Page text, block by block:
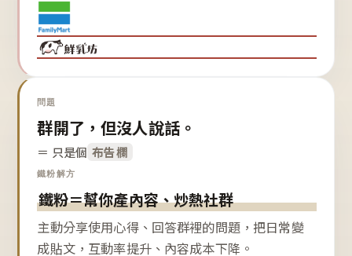
問題
群開了，但沒人說話。
＝ 只是個 布告欄
鐵粉解方
鐵粉＝幫你產內容、炒熱社群
主動分享使用心得、回答群裡的問題，把日常變
成貼文，互動率提升、內容成本下降。